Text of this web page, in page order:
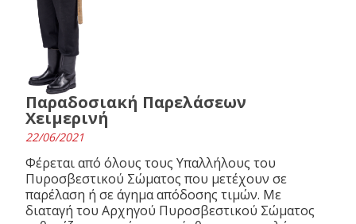
Παραδοσιακή Παρελάσεων
Χειμερινή
22/06/2021
Φέρεται από όλους τους Υπαλλήλους του
Πυροσβεστικού Σώματος που μετέχουν σε
παρέλαση ή σε άγημα απόδοσης τιμών. Με
διαταγή του Αρχηγού Πυροσβεστικού Σώματος